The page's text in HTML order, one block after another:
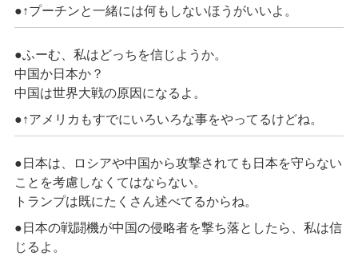
●↑プーチンと一緒には何もしないほうがいいよ。
●ふーむ、私はどっちを信じようか。
中国か日本か？
中国は世界大戦の原因になるよ。
●↑アメリカもすでにいろいろな事をやってるけどね。
●日本は、ロシアや中国から攻撃されても日本を守らない
ことを考慮しなくてはならない。
トランプは既にたくさん述べてるからね。
●日本の戦闘機が中国の侵略者を撃ち落としたら、私は信
じるよ。